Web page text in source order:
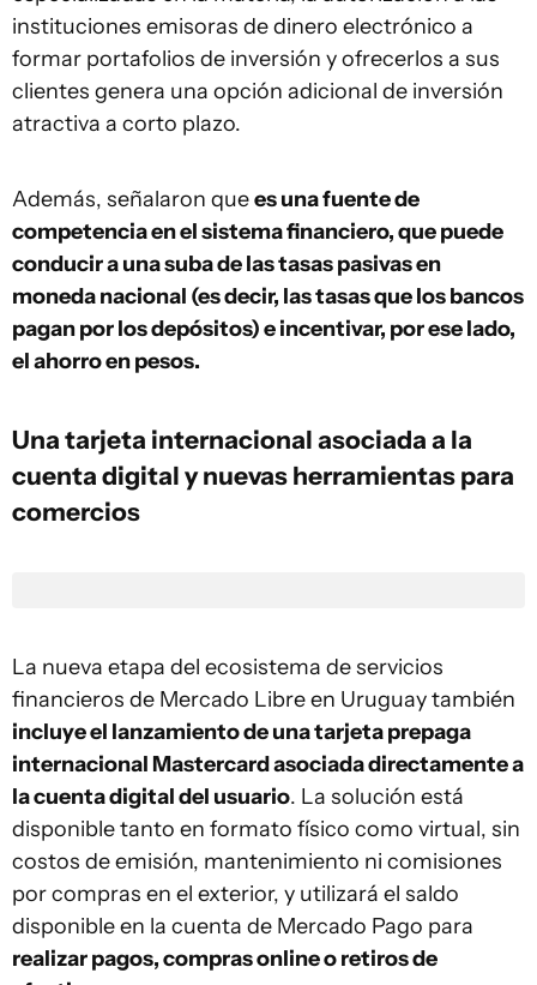
instituciones emisoras de dinero electrónico a
formar portafolios de inversión y ofrecerlos a sus
clientes genera una opción adicional de inversión
atractiva a corto plazo.
Además, señalaron quees una fuente de
competencia en el sistema financiero, que puede
conducir a una suba de las tasas pasivas en
moneda nacional (es decir, las tasas que los bancos
pagan por los depósitos) e incentivar, por ese lado,
el ahorro en pesos.
Una tarjeta internacional asociada a la
cuenta digital y nuevas herramientas para
comercios
La nueva etapa del ecosistema de servicios
financieros de Mercado Libre en Uruguay también
incluye el lanzamiento de una tarjeta prepaga
internacional Mastercard asociada directamente a
la cuenta digital del usuario. La solución está
disponible tanto en formato físico como virtual, sin
costos de emisión, mantenimiento ni comisiones
por compras en el exterior, y utilizará el saldo
disponible en la cuenta de Mercado Pago para
realizar pagos, compras online o retiros de